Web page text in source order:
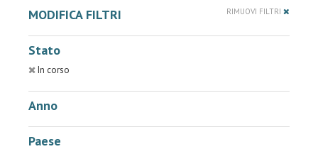
MODIFICA FILTRI RIMUOVI FILTRI
Stato
In corso
Anno
Paese